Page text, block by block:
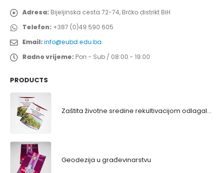
Adresa: Bijeljinska cesta 72-74, Brčko distrikt BiH
Telefon: +387 (0)49 590 605
Email:info@eubd.edu.ba
Radno vrijeme: Pon - Sub / 08:00 - 19:00
PRODUCTS
Zaštita životne sredine rekultivacijom odlagališta
Geodezija u građevinarstvu